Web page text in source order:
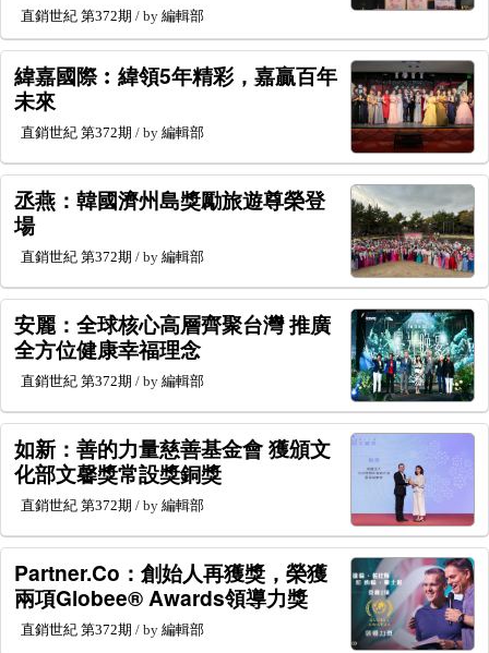
直銷世紀 第372期 / by 編輯部
緯嘉國際︰緯領5年精彩，嘉贏百年
未來
直銷世紀 第372期 / by 編輯部
丞燕：韓國濟州島獎勵旅遊尊榮登
場
直銷世紀 第372期 / by 編輯部
安麗：全球核心高層齊聚台灣 推廣
全方位健康幸福理念
直銷世紀 第372期 / by 編輯部
如新：善的力量慈善基金會 獲頒文
化部文馨獎常設獎銅獎
直銷世紀 第372期 / by 編輯部
Partner.Co：創始人再獲獎，榮獲
兩項Globee® Awards領導力獎
直銷世紀 第372期 / by 編輯部